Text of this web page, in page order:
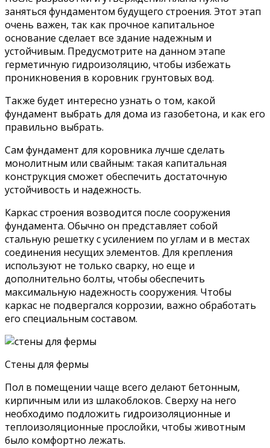
заняться фундаментом будущего строения. Этот этап
очень важен, так как прочное капитальное
основание сделает все здание надежным и
устойчивым. Предусмотрите на данном этапе
герметичную гидроизоляцию, чтобы избежать
проникновения в коровник грунтовых вод.
Также будет интересно узнать о том, какой
фундамент выбрать для дома из газобетона, и как его
правильно выбрать.
Сам фундамент для коровника лучше сделать
монолитным или свайным: такая капитальная
конструкция сможет обеспечить достаточную
устойчивость и надежность.
Каркас строения возводится после сооружения
фундамента. Обычно он представляет собой
стальную решетку с усилением по углам и в местах
соединения несущих элементов. Для крепления
используют не только сварку, но еще и
дополнительно болты, чтобы обеспечить
максимальную надежность сооружения. Чтобы
каркас не подвергался коррозии, важно обработать
его специальным составом.
Стены для фермы
Пол в помещении чаще всего делают бетонным,
кирпичным или из шлакоблоков. Сверху на него
необходимо подложить гидроизоляционные и
теплоизоляционные прослойки, чтобы животным
было комфортно лежать.